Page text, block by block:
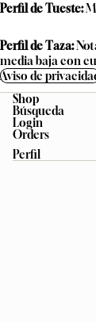
Perfil de Tueste:
Perfil de Taza:
media baja con
Aviso de
Shop
Búsqueda
Login
Orders
Perfil